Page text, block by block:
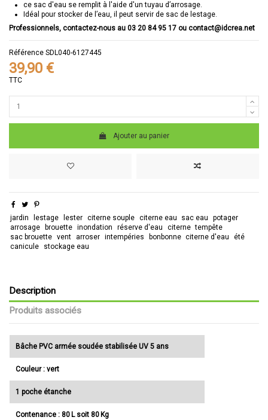
ce sac d'eau se remplit à l'aide d'un tuyau d’arrosage.
Idéal pour stocker de l’eau, il peut servir de sac de lestage.
Professionnels, contactez-nous au 03 20 84 95 17 ou contact@idcrea.net
Référence SDL040-6127445
39,90 €
TTC
Ajouter au panier
jardin lestage lester citerne souple citerne eau sac eau
potager
arrosage
brouette inondation réserve d'eau citerne tempête
sac brouette vent arroser intempéries bonbonne citerne d'eau
été
canicule
stockage eau
Description
Produits associés
Bâche PVC armée soudée stabilisée UV 5 ans
Couleur : vert
1 poche étanche
Contenance : 80 L soit 80 Kg